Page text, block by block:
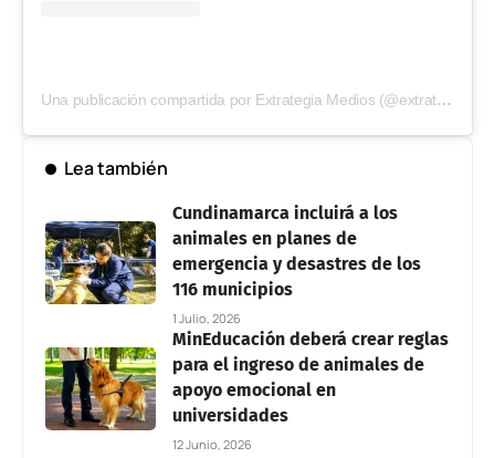
Una publicación compartida por Extrategia Medios (@extrategiamedios)
Lea también
Cundinamarca incluirá a los
animales en planes de
emergencia y desastres de los
116 municipios
1 Julio, 2026
MinEducación deberá crear reglas
para el ingreso de animales de
apoyo emocional en
universidades
12 Junio, 2026